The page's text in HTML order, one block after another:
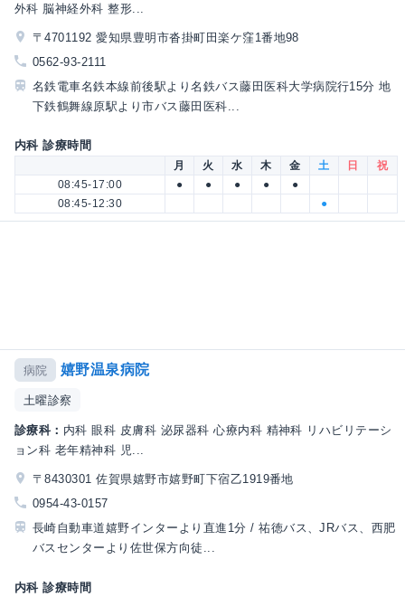
外科 脳神経外科 整形...
〒4701192 愛知県豊明市沓掛町田楽ケ窪1番地98
0562-93-2111
名鉄電車名鉄本線前後駅より名鉄バス藤田医科大学病院行15分 地
下鉄鶴舞線原駅より市バス藤田医科...
内科 診療時間
月 火 水 木 金 土 日
祝
08:45-17:00
● ● ● ●
●
08:45-12:30
●
病院 嬉野温泉病院
土曜診察
診療科： 内科 眼科 皮膚科 泌尿器科 心療内科 精神科 リハビリテーシ
ョン科 老年精神科 児...
〒8430301 佐賀県嬉野市嬉野町下宿乙1919番地
0954-43-0157
長崎自動車道嬉野インターより直進1分 / 祐徳バス、JRバス、西肥
バスセンターより佐世保方向徒...
内科 診療時間